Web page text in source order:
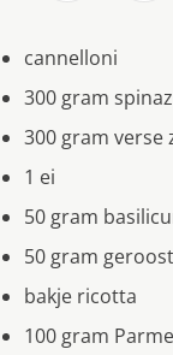
cannelloni
300 gram
300 gram verse
1 ei
50 gram
50 gram
bakje ricotta
100 gram